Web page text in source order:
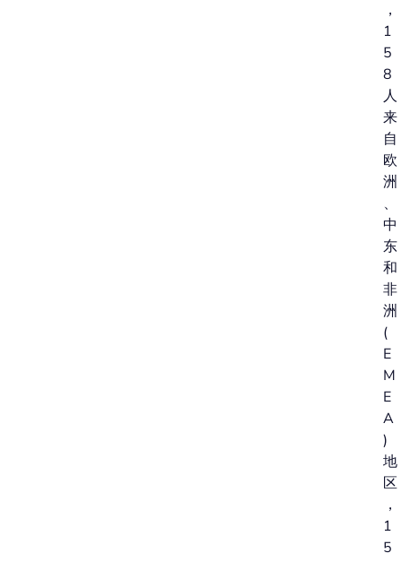
，
1
5
8
人
来
自
欧
洲
、
中
东
和
非
洲
(
E
M
E
A
)
地
区
，
1
5